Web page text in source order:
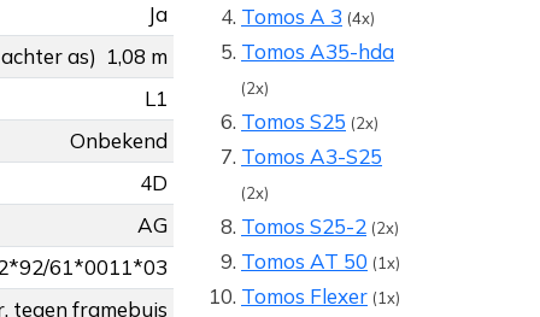
Ja
as) 1,08 m
L1
Onbekend
4D
AG
61*0011*03
tegen framebuis
Tomos A 3 (4x)
Tomos A35-hda
(2x)
Tomos S25 (2x)
Tomos A3-S25
(2x)
Tomos S25-2 (2x)
Tomos AT 50 (1x)
Tomos Flexer (1x)